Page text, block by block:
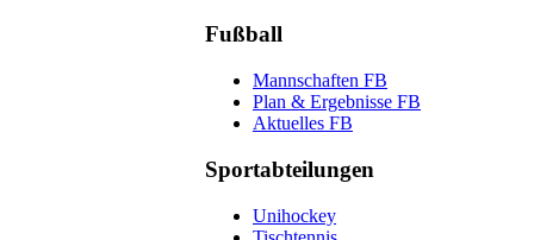
Fußball
Mannschaften FB
Plan & Ergebnisse FB
Aktuelles FB
Sportabteilungen
Unihockey